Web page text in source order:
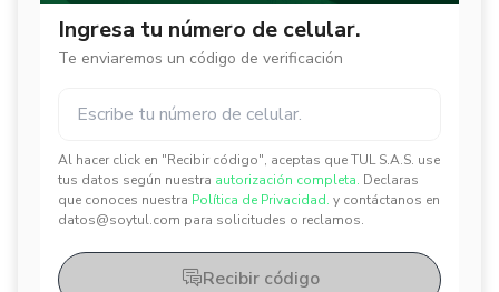
Ingresa tu número de celular.
Te enviaremos un código de verificación
Al hacer click en "Recibir código", aceptas que TUL S.A.S. use
tus datos según nuestra autorización completa. Declaras
que conoces nuestra Política de Privacidad. y contáctanos en
datos@soytul.com para solicitudes o reclamos.
✕
✕
Recibir código